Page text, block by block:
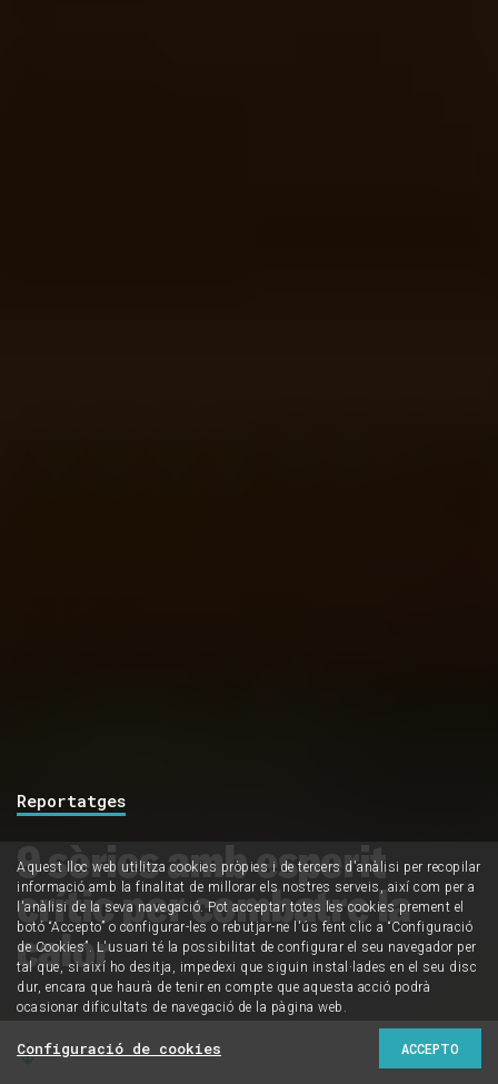
Reportatges
9 sèries amb esperit
crític per combatre la
calor
Aquest lloc web utilitza cookies pròpies i de tercers d'anàlisi per recopilar
informació amb la finalitat de millorar els nostres serveis, així com per a
l'anàlisi de la seva navegació. Pot acceptar totes les cookies prement el
botó “Accepto” o configurar-les o rebutjar-ne l'ús fent clic a “Configuració
de Cookies”. L'usuari té la possibilitat de configurar el seu navegador per
tal que, si així ho desitja, impedexi que siguin instal·lades en el seu disc
dur, encara que haurà de tenir en compte que aquesta acció podrà
ocasionar dificultats de navegació de la pàgina web.
ACCEPTO
Configuració de cookies